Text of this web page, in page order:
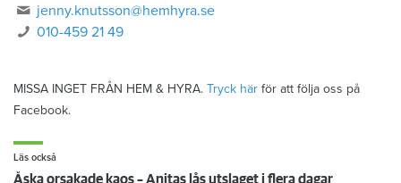
jenny.knutsson@hemhyra.se
010-459 21 49
MISSA INGET FRÅN HEM & HYRA. Tryck här för att följa oss på
Facebook.
Läs också
Åska orsakade kaos – Anitas lås utslaget i flera dagar